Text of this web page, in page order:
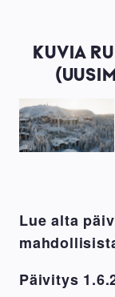
KUVIA
työmaa
3/2026.
Mikko
Lue alta
Päivitys